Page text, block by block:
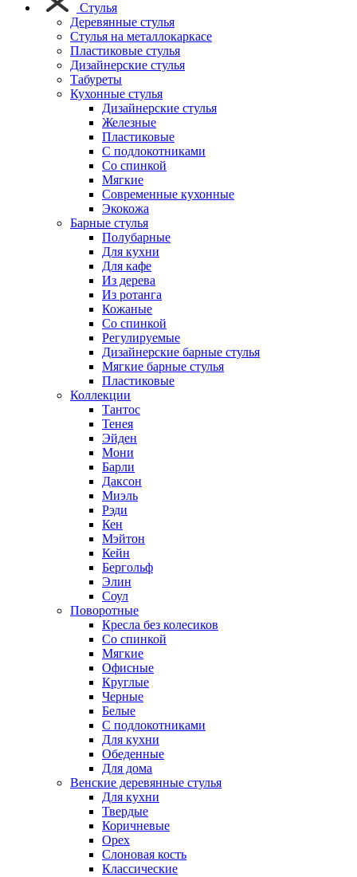
Стулья
Деревянные стулья
Стулья на металлокаркасе
Пластиковые стулья
Дизайнерские стулья
Табуреты
Кухонные стулья
Дизайнерские стулья
Железные
Пластиковые
С подлокотниками
Со спинкой
Мягкие
Современные кухонные
Экокожа
Барные стулья
Полубарные
Для кухни
Для кафе
Из дерева
Из ротанга
Кожаные
Со спинкой
Регулируемые
Дизайнерские барные стулья
Мягкие барные стулья
Пластиковые
Коллекции
Тантос
Тенея
Эйден
Мони
Барли
Даксон
Миэль
Рэди
Кен
Мэйтон
Кейн
Бергольф
Элин
Соул
Поворотные
Кресла без колесиков
Со спинкой
Мягкие
Офисные
Круглые
Черные
Белые
С подлокотниками
Для кухни
Обеденные
Для дома
Венские деревянные стулья
Для кухни
Твердые
Коричневые
Орех
Слоновая кость
Классические